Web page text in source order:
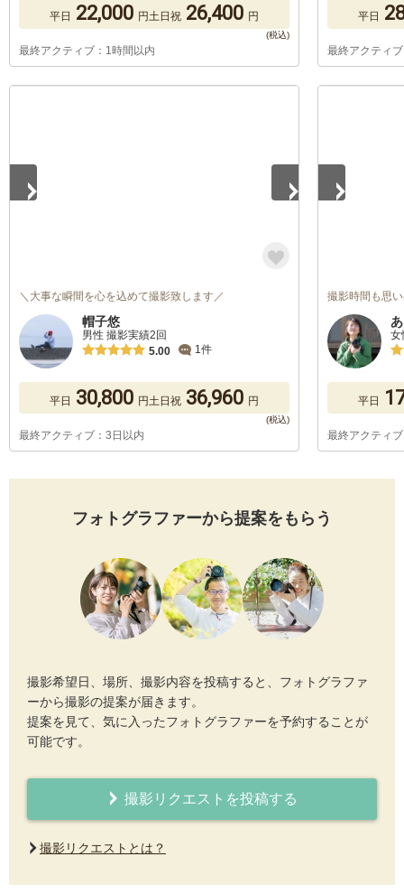
平日 22,000 円土日祝 26,400 円
最終アクティブ：1時間以内
平日
最終アクティ
＼大事な瞬間を心を込めて撮影致します／
帽子悠
男性 撮影実績2回
5.00
1件
平日 30,800 円土日祝 36,960 円
最終アクティブ：3日以内
撮影時間も思
女
平日
最終アクティ
フォトグラファーから提案をもらう
撮影希望日、場所、撮影内容を投稿すると、フォトグラファ
ーから撮影の提案が届きます。
提案を見て、気に入ったフォトグラファーを予約することが
可能です。
撮影リクエストを投稿する
撮影リクエストとは？